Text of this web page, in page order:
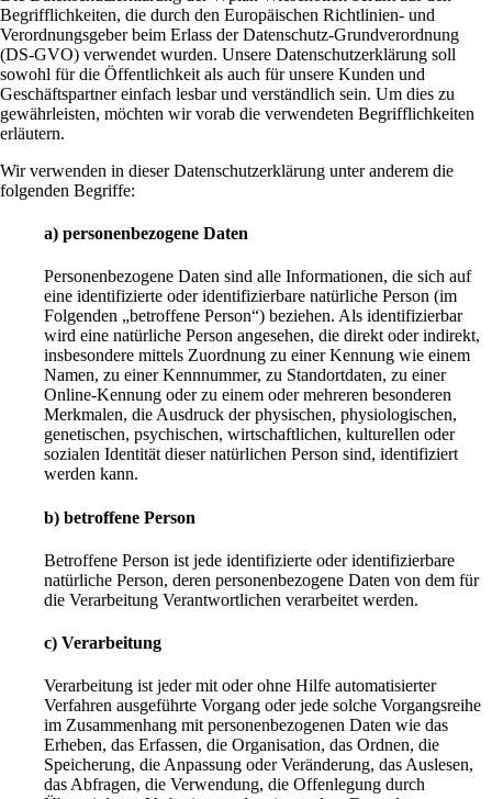
Begrifflichkeiten, die durch den Europäischen Richtlinien- und
Verordnungsgeber beim Erlass der Datenschutz-Grundverordnung
(DS-GVO) verwendet wurden. Unsere Datenschutzerklärung soll
sowohl für die Öffentlichkeit als auch für unsere Kunden und
Geschäftspartner einfach lesbar und verständlich sein. Um dies zu
gewährleisten, möchten wir vorab die verwendeten Begrifflichkeiten
erläutern.
Wir verwenden in dieser Datenschutzerklärung unter anderem die
folgenden Begriffe:
a) personenbezogene Daten
Personenbezogene Daten sind alle Informationen, die sich auf
eine identifizierte oder identifizierbare natürliche Person (im
Folgenden „betroffene Person“) beziehen. Als identifizierbar
wird eine natürliche Person angesehen, die direkt oder indirekt,
insbesondere mittels Zuordnung zu einer Kennung wie einem
Namen, zu einer Kennnummer, zu Standortdaten, zu einer
Online-Kennung oder zu einem oder mehreren besonderen
Merkmalen, die Ausdruck der physischen, physiologischen,
genetischen, psychischen, wirtschaftlichen, kulturellen oder
sozialen Identität dieser natürlichen Person sind, identifiziert
werden kann.
b) betroffene Person
Betroffene Person ist jede identifizierte oder identifizierbare
natürliche Person, deren personenbezogene Daten von dem für
die Verarbeitung Verantwortlichen verarbeitet werden.
c) Verarbeitung
Verarbeitung ist jeder mit oder ohne Hilfe automatisierter
Verfahren ausgeführte Vorgang oder jede solche Vorgangsreihe
im Zusammenhang mit personenbezogenen Daten wie das
Erheben, das Erfassen, die Organisation, das Ordnen, die
Speicherung, die Anpassung oder Veränderung, das Auslesen,
das Abfragen, die Verwendung, die Offenlegung durch